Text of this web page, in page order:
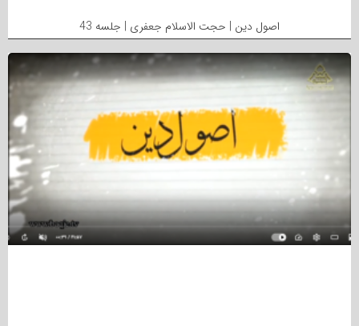
اصول دین | حجت الاسلام جعفری | جلسه 43